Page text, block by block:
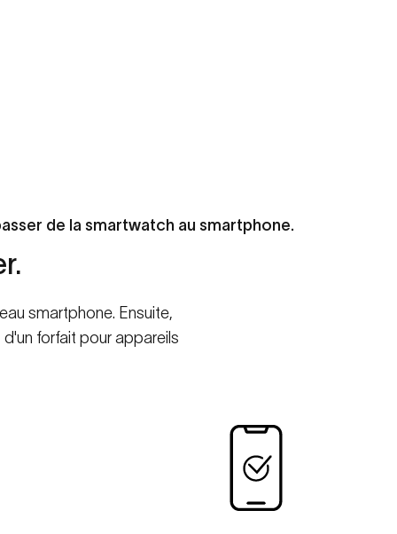
de la smartwatch au smartphone.
smartphone. Ensuite,
forfait pour appareils